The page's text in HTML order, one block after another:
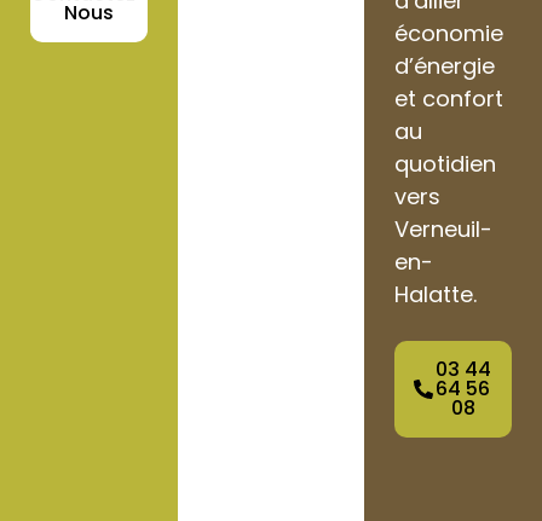
Nous
économie
d’énergie
et confort
au
quotidien
vers
Verneuil-
en-
Halatte.
03 44
64 56
08